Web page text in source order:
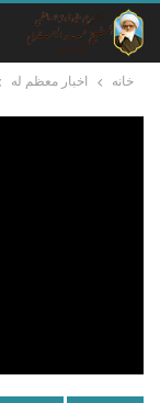
خانه اخبار معظم له